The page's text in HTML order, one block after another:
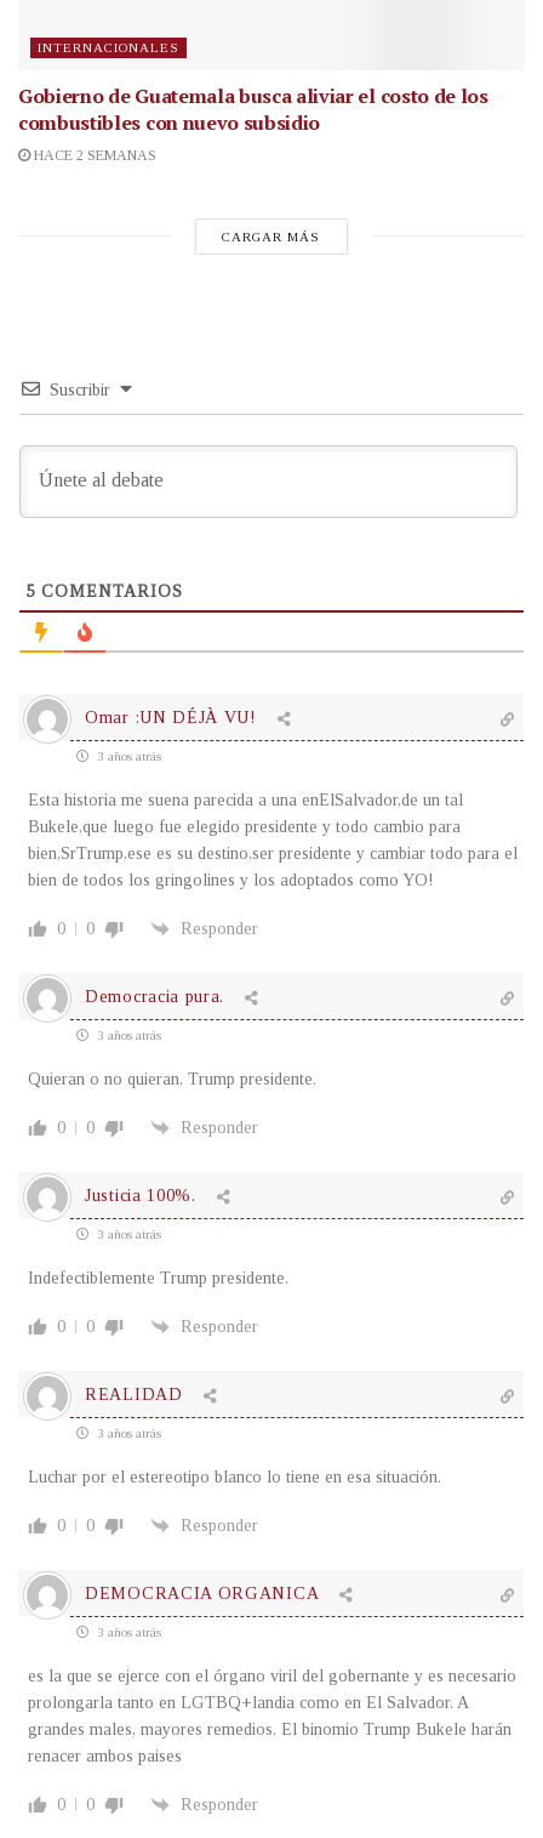
INTERNACIONALES
Gobierno de Guatemala busca aliviar el costo de los
combustibles con nuevo subsidio
HACE 2 SEMANAS
CARGAR MÁS
Suscribir
5 COMENTARIOS
Omar :UN DÉJÀ VU!
3 años atrás
Esta historia me suena parecida a una enElSalvador,de un tal
Bukele,que luego fue elegido presidente y todo cambio para
bien,SrTrump,ese es su destino,ser presidente y cambiar todo para el
bien de todos los gringolines y los adoptados como YO!
0 0 Responder
Democracia pura.
3 años atrás
Quieran o no quieran, Trump presidente.
0 0 Responder
Justicia 100%.
3 años atrás
Indefectiblemente Trump presidente.
0 0 Responder
REALIDAD
3 años atrás
Luchar por el estereotipo blanco lo tiene en esa situación.
0 0 Responder
DEMOCRACIA ORGANICA
3 años atrás
es la que se ejerce con el órgano viril del gobernante y es necesario
prolongarla tanto en LGTBQ+landia como en El Salvador. A
grandes males, mayores remedios. El binomio Trump Bukele harán
renacer ambos paises
0 0 Responder